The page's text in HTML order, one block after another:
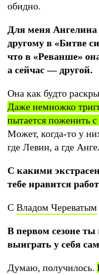
обидно.
Для меня
другому в «Битве
что в «Реванше»
а сейчас — другой.
Она как будто
Даже немножко
пытается поженить
Может, когда-то у
где Левин, а где
С какими
тебе нравится
С Владом Череватым
В первом сезоне ты
выиграть у себя
Думаю, получилось.